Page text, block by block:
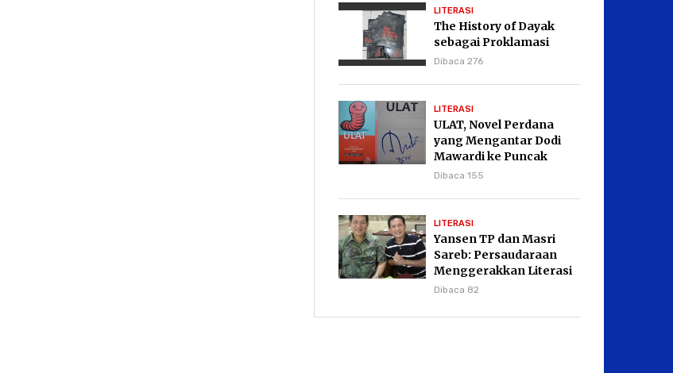
LITERASI
The History of Dayak
sebagai Proklamasi
Dibaca 276
LITERASI
ULAT, Novel Perdana
yang Mengantar Dodi
Mawardi ke Puncak
Karier Kepenulisan
Dibaca 155
LITERASI
Yansen TP dan Masri
Sareb: Persaudaraan
Menggerakkan Literasi
Borneo
Dibaca 82